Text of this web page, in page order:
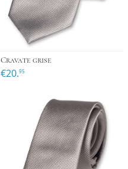
Cravate grise
€20.95